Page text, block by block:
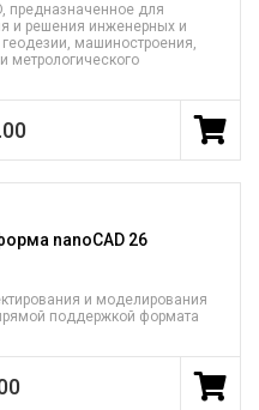
предназначенное для
и решения инженерных и
машиностроения,
метрологического
nanoCAD 26
и моделирования
поддержкой формата